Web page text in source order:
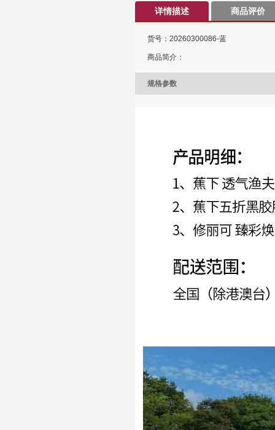
详情描述 商品评价
货号：20260300086-蓝
商品简介：
规格参数